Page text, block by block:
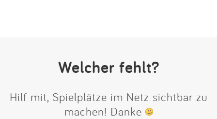
Welcher fehlt?
Hilf mit, Spielplätze im Netz sichtbar zu
machen! Danke